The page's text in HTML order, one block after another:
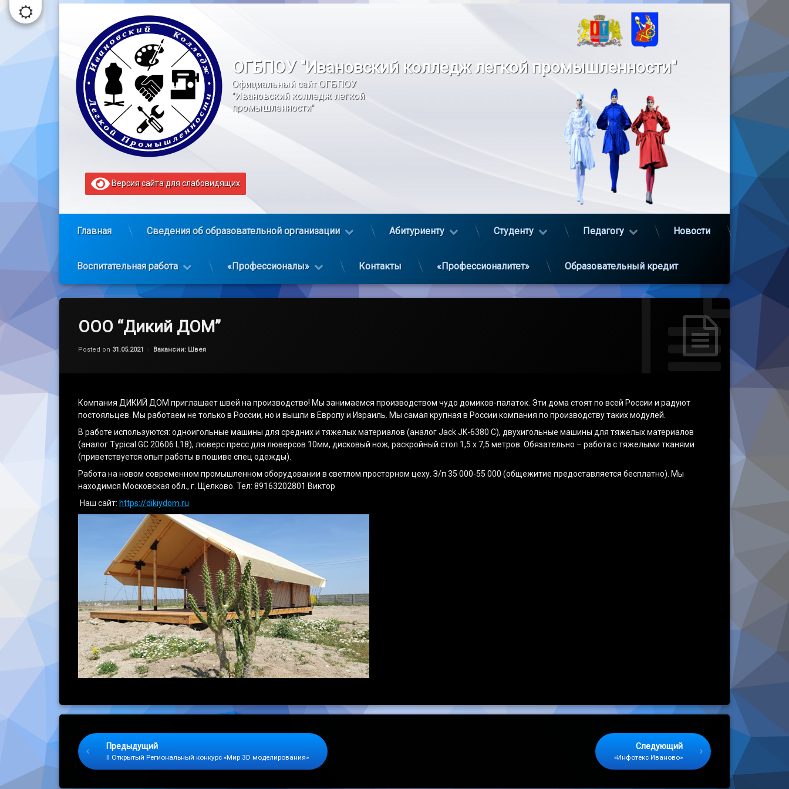
Перейти
содержимому
ОГБПОУ "Ивановский колледж легкой промышленности"
Официальный сайт ОГБПОУ
"Ивановский колледж легкой
промышленности"
Версия сайта для слабовидящих
Главная Сведения об образовательной организации Абитуриенту Студенту Педагогу Новости
Воспитательная работа «Профессионалы» Контакты «Профессионалитет» Образовательный кредит
ООО “Дикий ДОМ”
Posted on 31.05.2021
Обновлено на
by
Категории:
Вакансии: Швея
Компания ДИКИЙ ДОМ приглашает швей на производство! Мы занимаемся производством чудо домиков-палаток. Эти дома стоят по всей России и радуют
постояльцев. Мы работаем не только в России, но и вышли в Европу и Израиль. Мы самая крупная в России компания по производству таких модулей.
В работе используются: одноигольные машины для средних и тяжелых материалов (аналог Jack JK-6380 C), двухигольные машины для тяжелых материалов
(аналог Typical GC 20606 L18), люверс пресс для люверсов 10мм, дисковый нож, раскройный стол 1,5 х 7,5 метров. Обязательно – работа с тяжелыми тканями
(приветствуется опыт работы в пошиве спец одежды).
Работа на новом современном промышленном оборудовании в светлом просторном цеху. З/п 35 000-55 000 (общежитие предоставляется бесплатно). Мы
находимся Московская обл., г. Щелково. Тел: 89163202801 Виктор
Наш сайт: https://dikiydom.ru
Keep Reading
Предыдущий
II Открытый Региональный конкурс «Мир 3D моделирования»
Следующий
«Инфотекс Иваново»